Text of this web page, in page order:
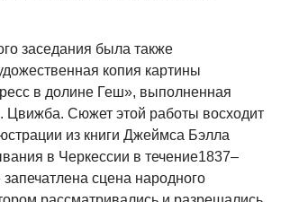
заседания была также
копия картины
в долине Геш», выполненная
Цвижба. Сюжет этой работы восходит
из книги Джеймса Бэлла
в Черкессии в течение1837–
запечатлена сцена народного